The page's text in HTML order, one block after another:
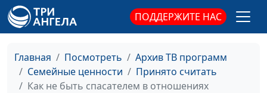
ПОДДЕРЖИТЕ НАС
Главная Посмотреть
Архив ТВ программ
Семейные ценности
Принято считать
Как не быть спасателем в отношениях
нестабилен
Надежда Орлюк,
психолог